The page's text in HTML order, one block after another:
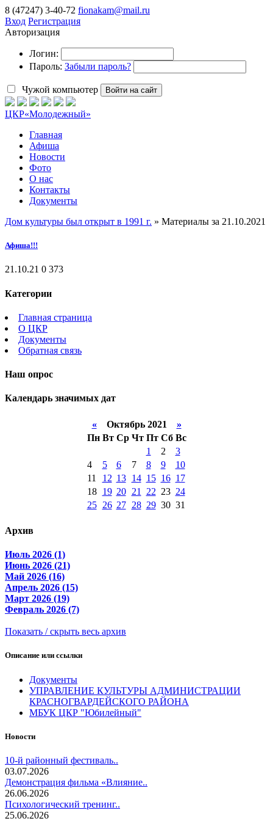
8 (47247) 3-40-72 fionakam@mail.ru
Вход Регистрация
Авторизация
Логин:
Пароль: Забыли пароль?
Чужой компьютер Войти на сайт
ЦКР«Молодежный»
Главная
Афиша
Новости
Фото
О нас
Контакты
Документы
Дом культуры был открыт в 1991 г. » Материалы за 21.10.2021
Афиша!!!
21.10.21 0 373
Категории
Главная страница
О ЦКР
Документы
Обратная связь
Наш опрос
Календарь значимых дат
«Октябрь 2021 »
Пн Вт Ср Чт Пт Сб Вс
1
2
3
4
5 6 7 8 9
10
11
12 13 14 15 16 17
18
19 20 21 22 23 24
25
26 27 28 29 30 31
Архив
Июль 2026 (1)
Июнь 2026 (21)
Май 2026 (16)
Апрель 2026 (15)
Март 2026 (19)
Февраль 2026 (7)
Показать / скрыть весь архив
Описание или ссылки
Документы
УПРАВЛЕНИЕ КУЛЬТУРЫ АДМИНИСТРАЦИИ
КРАСНОГВАРДЕЙСКОГО РАЙОНА
МБУК ЦКР "Юбилейный"
Новости
10-й районный фестиваль..
03.07.2026
Демонстрация фильма «Влияние..
26.06.2026
Психологический тренинг..
25.06.2026